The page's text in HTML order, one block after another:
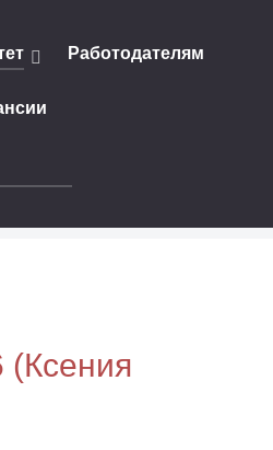
Работодателям
(Ксения